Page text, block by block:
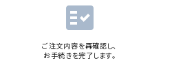
fact_check
ご注文内容を再確認し、
お手続きを完了します。